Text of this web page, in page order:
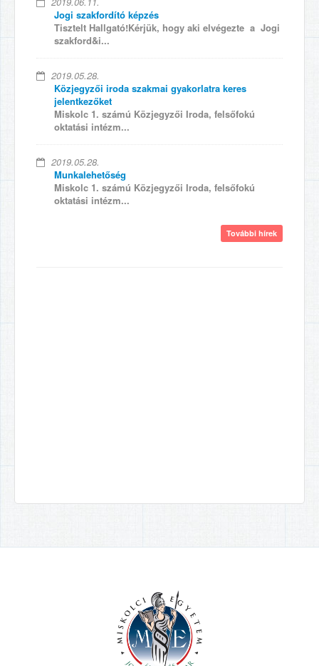
Jogi szakfordító képzés
Tisztelt Hallgató!Kérjük, hogy aki elvégezte a Jogi
szakford&i...
2019.05.28.
Közjegyzői iroda szakmai gyakorlatra keres
jelentkezőket
Miskolc 1. számú Közjegyzői Iroda, felsőfokú
oktatási intézm...
2019.05.28.
Munkalehetőség
Miskolc 1. számú Közjegyzői Iroda, felsőfokú
oktatási intézm...
További hírek